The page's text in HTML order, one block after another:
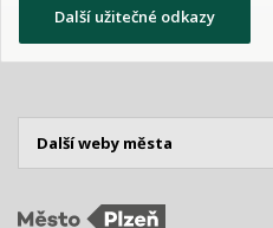
Další užitečné odkazy